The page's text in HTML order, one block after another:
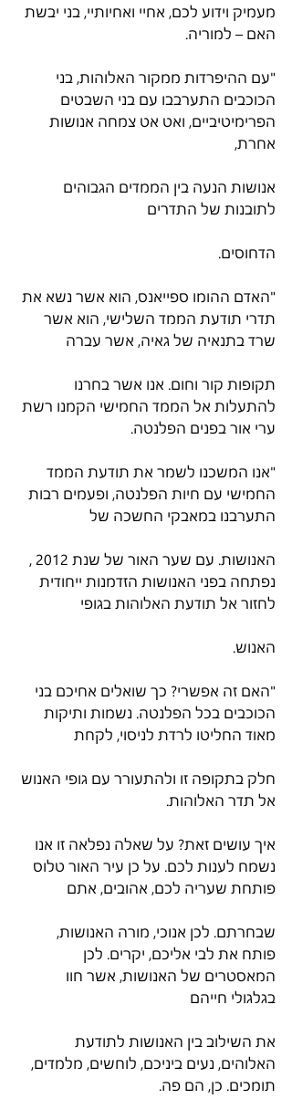
מעמיק וידוע לכם, אחיי ואחיותיי, בני יבשת
האם – למוריה.
"עם ההיפרדות ממקור האלוהות, בני
הכוכבים התערבבו עם בני השבטים
הפרימיטיביים, ואט אט צמחה אנושות
אחרת,
אנושות הנעה בין הממדים הגבוהים
לתובנות של התדרים
הדחוסים.
"האדם ההומו ספייאנס, הוא אשר נשא את
תדרי תודעת הממד השלישי, הוא אשר
שרד בתנאיה של גאיה, אשר עברה
תקופות קור וחום. אנו אשר בחרנו
להתעלות אל הממד החמישי הקמנו רשת
ערי אור בפנים הפלנטה.
"אנו המשכנו לשמר את תודעת הממד
החמישי עם חיות הפלנטה, ופעמים רבות
התערבנו במאבקי החשכה של
האנושות. עם שער האור של שנת 2012 ,
נפתחה בפני האנושות הזדמנות ייחודית
לחזור אל תודעת האלוהות בגופי
האנוש.
"האם זה אפשרי? כך שואלים אחיכם בני
הכוכבים בכל הפלנטה. נשמות ותיקות
מאוד החליטו לרדת לניסוי, לקחת
חלק בתקופה זו ולהתעורר עם גופי האנוש
אל תדר האלוהות.
איך עושים זאת? על שאלה נפלאה זו אנו
נשמח לענות לכם. על כן עיר האור טלוס
פותחת שעריה לכם, אהובים, אתם
שבחרתם. לכן אנוכי, מורה האנושות,
פותח את לבי אליכם, יקרים. לכן
המאסטרים של האנושות, אשר חוו
בגלגולי חייהם
את השילוב בין האנושות לתודעת
האלוהים, נעים ביניכם, לוחשים, מלמדים,
תומכים. כן, הם פה.